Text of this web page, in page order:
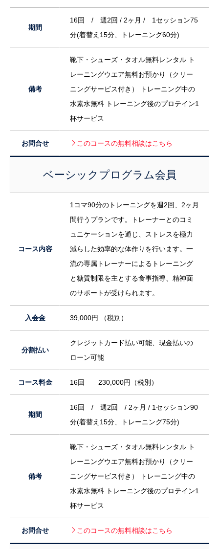
期間
16回 / 週2回 / 2ヶ月 / 1セッション75
分(着替え15分、トレーニング60分)
備考
靴下・シューズ・タオル無料レンタル ト
レーニングウエア無料お預かり（クリー
ニングサービス付き） トレーニング中の
水素水無料 トレーニング後のプロテイン1
杯サービス
お問合せ このコースの無料相談はこちら
ベーシックプログラム会員
コース内容
1コマ90分のトレーニングを週2回、2ヶ月
間行うプランです。トレーナーとのコミ
ュニケーションを通じ、ストレスを極力
減らした効率的な体作りを行います。一
流の専属トレーナーによるトレーニング
と糖質制限を主とする食事指導、精神面
のサポートが受けられます。
入会金 39,000円 （税別）
分割払い
クレジットカード払い可能、現金払いの
ローン可能
コース料金 16回 230,000円（税別）
期間
16回 / 週2回 / 2ヶ月 / 1セッション90
分(着替え15分、トレーニング75分)
備考
靴下・シューズ・タオル無料レンタル ト
レーニングウエア無料お預かり（クリー
ニングサービス付き） トレーニング中の
水素水無料 トレーニング後のプロテイン1
杯サービス
お問合せ このコースの無料相談はこちら